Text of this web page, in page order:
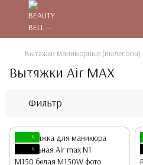
Вытяжки маникюрные (пылесосы)
Вытяжки Air MAX
Фильтр
4
4